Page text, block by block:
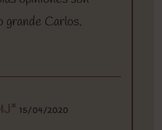
grande Carlos.
15/04/2020